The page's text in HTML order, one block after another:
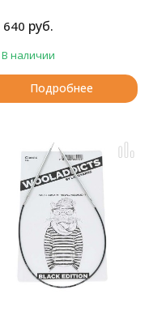
640 руб.
В наличии
Подробнее